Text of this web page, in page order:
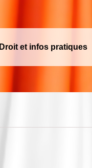
Droit et infos pratiques